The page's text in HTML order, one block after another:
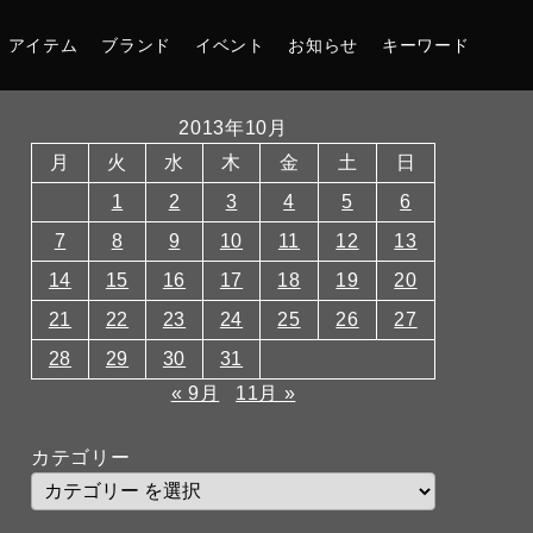
アイテム ブランド イベント お知らせ キーワード
2013年10月
月
火 水 木 金 土
日
1
2 3 4 5
6
7
8 9 10 11 12
13
14
15 16 17 18 19
20
21
22 23 24 25 26
27
28
29 30
31
« 9月
11月 »
カテゴリー